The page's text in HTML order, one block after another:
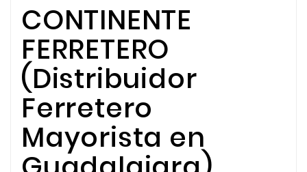
CONTINENTE
FERRETERO
(Distribuidor
Ferretero
Mayorista en